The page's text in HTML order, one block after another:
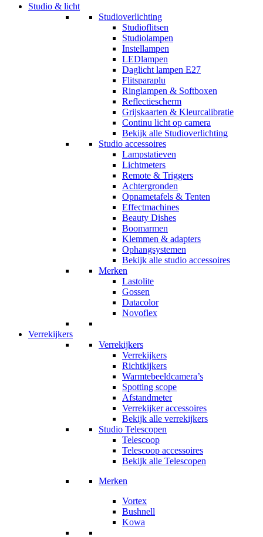
Studio & licht
Studioverlichting
Studioflitsen
Studiolampen
Instellampen
LEDlampen
Daglicht lampen E27
Flitsparaplu
Ringlampen & Softboxen
Reflectiescherm
Grijskaarten & Kleurcalibratie
Continu licht op camera
Bekijk alle Studioverlichting
Studio accessoires
Lampstatieven
Lichtmeters
Remote & Triggers
Achtergronden
Opnametafels & Tenten
Effectmachines
Beauty Dishes
Boomarmen
Klemmen & adapters
Ophangsystemen
Bekijk alle studio accessoires
Merken
Lastolite
Gossen
Datacolor
Novoflex
Verrekijkers
Verrekijkers
Verrekijkers
Richtkijkers
Warmtebeeldcamera’s
Spotting scope
Afstandmeter
Verrekijker accessoires
Bekijk alle verrekijkers
Studio Telescopen
Telescoop
Telescoop accessoires
Bekijk alle Telescopen
Merken
Vortex
Bushnell
Kowa